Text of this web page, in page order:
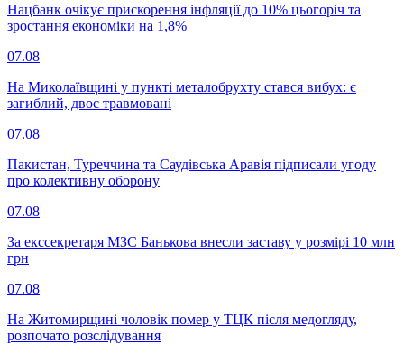
Нацбанк очікує прискорення інфляції до 10% цьогоріч та
зростання економіки на 1,8%
07.08
На Миколаївщині у пункті металобрухту стався вибух: є
загиблий, двоє травмовані
07.08
Пакистан, Туреччина та Саудівська Аравія підписали угоду
про колективну оборону
07.08
За екссекретаря МЗС Банькова внесли заставу у розмірі 10 млн
грн
07.08
На Житомирщині чоловік помер у ТЦК після медогляду,
розпочато розслідування